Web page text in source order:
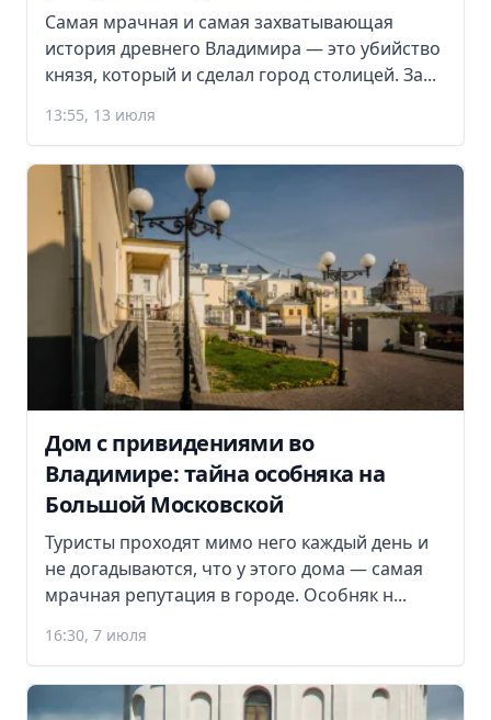
Самая мрачная и самая захватывающая
история древнего Владимира — это убийство
князя, который и сделал город столицей. За...
13:55, 13 июля
Дом с привидениями во
Владимире: тайна особняка на
Большой Московской
Туристы проходят мимо него каждый день и
не догадываются, что у этого дома — самая
мрачная репутация в городе. Особняк н...
16:30, 7 июля